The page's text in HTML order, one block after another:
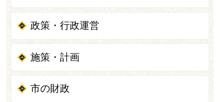
政策・行政運営
施策・計画
市の財政